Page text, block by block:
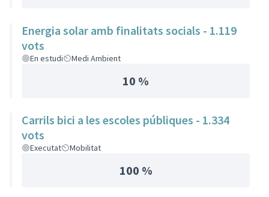
Energia solar amb finalitats socials - 1.119
vots
En estudi Medi Ambient
10 %
Carrils bici a les escoles públiques - 1.334
vots
Executat Mobilitat
100 %